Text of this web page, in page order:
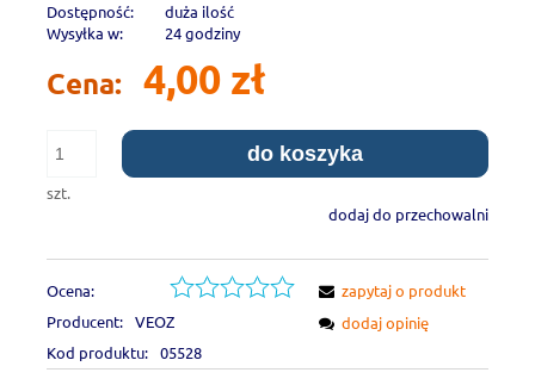
Dostępność:
duża ilość
Wysyłka w:
24 godziny
Cena: 4,00 zł
szt.
do koszyka
dodaj do przechowalni
Ocena:
Producent: VEOZ
Kod produktu: 05528
zapytaj o produkt
dodaj opinię